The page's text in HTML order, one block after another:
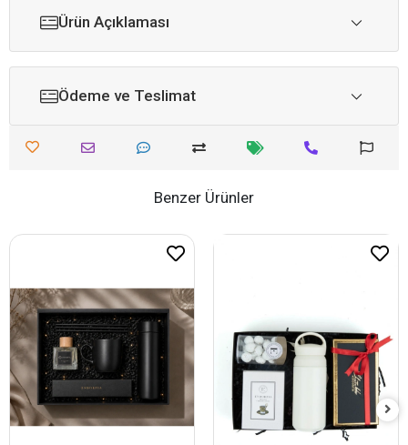
Ürün Açıklaması
Ödeme ve Teslimat
Benzer Ürünler